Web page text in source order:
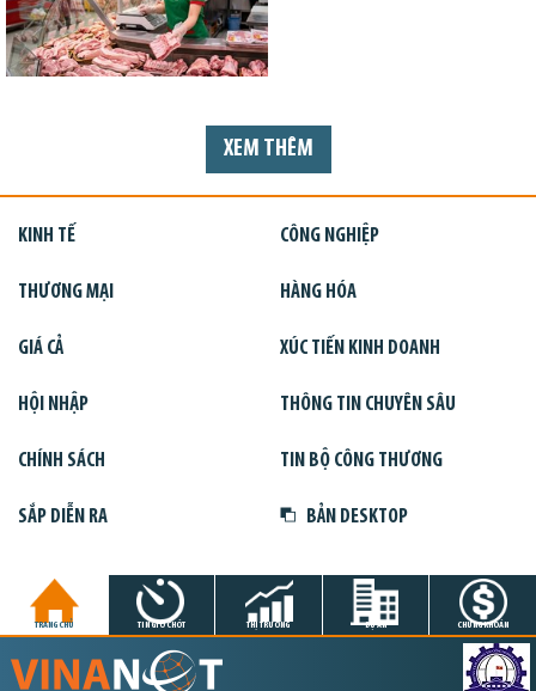
XEM THÊM
KINH TẾ CÔNG NGHIỆP
THƯƠNG MẠI HÀNG HÓA
GIÁ CẢ XÚC TIẾN KINH DOANH
HỘI NHẬP THÔNG TIN CHUYÊN SÂU
CHÍNH SÁCH TIN BỘ CÔNG THƯƠNG
SẮP DIỄN RA BẢN DESKTOP
TRANG CHỦ TIN GIỜ CHÓT THỊ TRƯỜNG DỰ ÁN CHỨNG KHOÁN